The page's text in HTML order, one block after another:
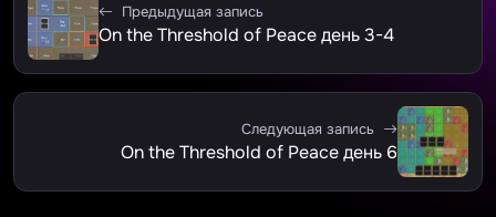
Предыдущая запись
On the Threshold of Peace день 3-4
Следующая запись
On the Threshold of Peace день 6